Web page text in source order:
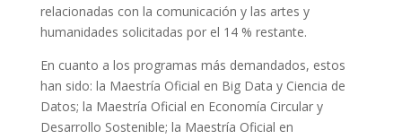
relacionadas con la comunicación y las artes y
humanidades solicitadas por el 14 % restante.
En cuanto a los programas más demandados, estos
han sido: la Maestría Oficial en Big Data y Ciencia de
Datos; la Maestría Oficial en Economía Circular y
Desarrollo Sostenible; la Maestría Oficial en